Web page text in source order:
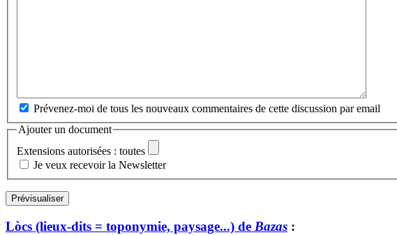
Prévenez-moi de tous les nouveaux commentaires de cette discussion par email
Ajouter un document
Extensions autorisées : toutes
Je veux recevoir la Newsletter
Lòcs (lieux-dits = toponymie, paysage...) de Bazas :